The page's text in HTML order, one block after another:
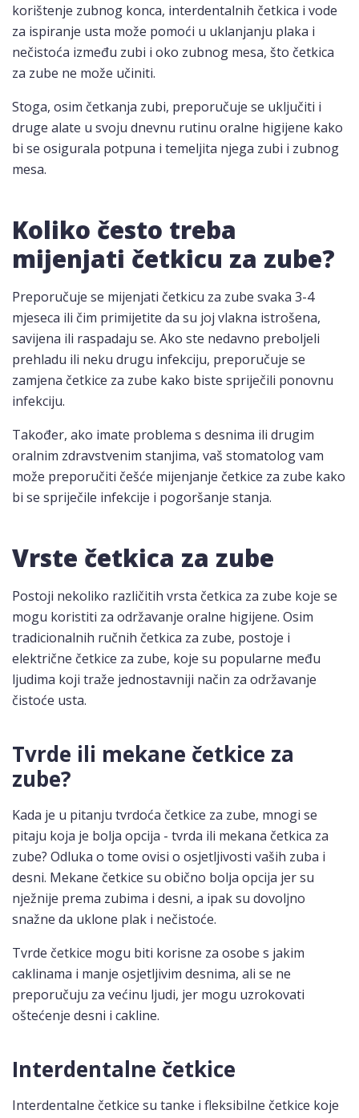
korištenje zubnog konca, interdentalnih četkica i vode
za ispiranje usta može pomoći u uklanjanju plaka i
nečistoća između zubi i oko zubnog mesa, što četkica
za zube ne može učiniti.
Stoga, osim četkanja zubi, preporučuje se uključiti i
druge alate u svoju dnevnu rutinu oralne higijene kako
bi se osigurala potpuna i temeljita njega zubi i zubnog
mesa.
Koliko često treba
mijenjati četkicu za zube?
Preporučuje se mijenjati četkicu za zube svaka 3-4
mjeseca ili čim primijetite da su joj vlakna istrošena,
savijena ili raspadaju se. Ako ste nedavno preboljeli
prehladu ili neku drugu infekciju, preporučuje se
zamjena četkice za zube kako biste spriječili ponovnu
infekciju.
Također, ako imate problema s desnima ili drugim
oralnim zdravstvenim stanjima, vaš stomatolog vam
može preporučiti češće mijenjanje četkice za zube kako
bi se spriječile infekcije i pogoršanje stanja.
Vrste četkica za zube
Postoji nekoliko različitih vrsta četkica za zube koje se
mogu koristiti za održavanje oralne higijene. Osim
tradicionalnih ručnih četkica za zube, postoje i
električne četkice za zube, koje su popularne među
ljudima koji traže jednostavniji način za održavanje
čistoće usta.
Tvrde ili mekane četkice za
zube?
Kada je u pitanju tvrdoća četkice za zube, mnogi se
pitaju koja je bolja opcija - tvrda ili mekana četkica za
zube? Odluka o tome ovisi o osjetljivosti vaših zuba i
desni. Mekane četkice su obično bolja opcija jer su
nježnije prema zubima i desni, a ipak su dovoljno
snažne da uklone plak i nečistoće.
Tvrde četkice mogu biti korisne za osobe s jakim
caklinama i manje osjetljivim desnima, ali se ne
preporučuju za većinu ljudi, jer mogu uzrokovati
oštećenje desni i cakline.
Interdentalne četkice
Interdentalne četkice su tanke i fleksibilne četkice koje